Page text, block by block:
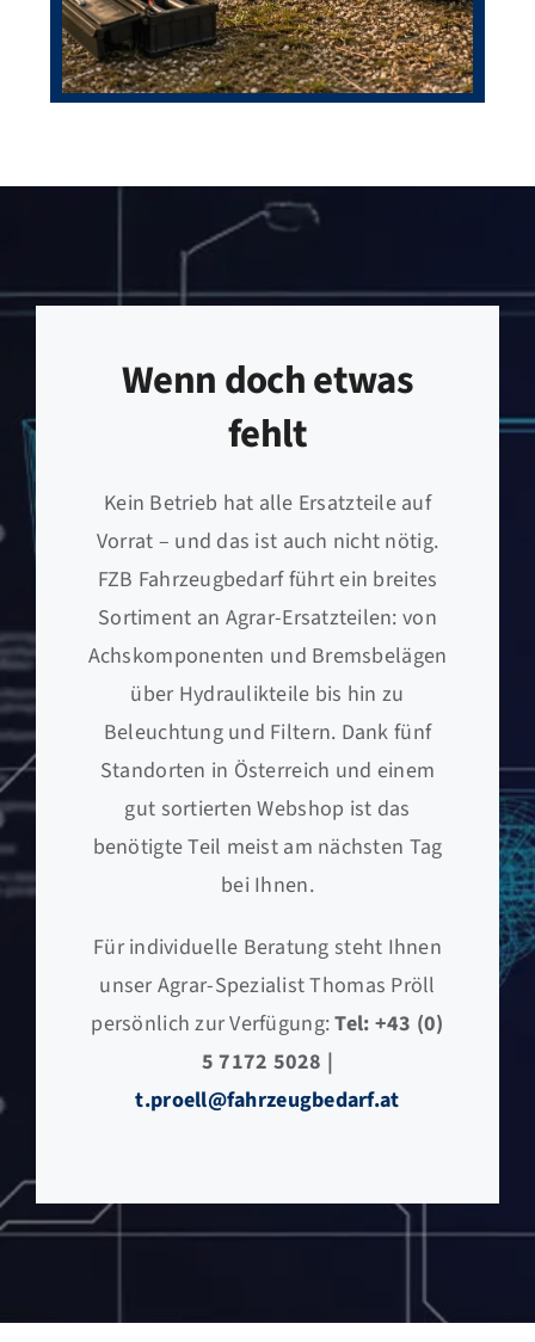
Wenn doch etwas
fehlt
Kein Betrieb hat alle Ersatzteile auf
Vorrat – und das ist auch nicht nötig.
FZB Fahrzeugbedarf führt ein breites
Sortiment an Agrar-Ersatzteilen: von
Achskomponenten und Bremsbelägen
über Hydraulikteile bis hin zu
Beleuchtung und Filtern. Dank fünf
Standorten in Österreich und einem
gut sortierten Webshop ist das
benötigte Teil meist am nächsten Tag
bei Ihnen.
Für individuelle Beratung steht Ihnen
unser Agrar-Spezialist Thomas Pröll
persönlich zur Verfügung:Tel: +43 (0)
5 7172 5028 |
t.proell@fahrzeugbedarf.at